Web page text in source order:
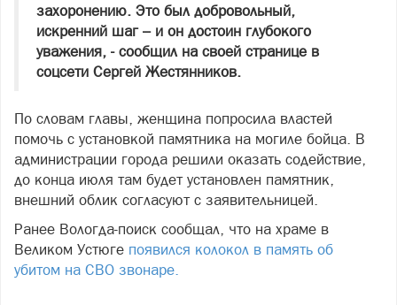
захоронению. Это был добровольный,
искренний шаг – и он достоин глубокого
уважения, - сообщил на своей странице в
соцсети Сергей Жестянников.
По словам главы, женщина попросила властей
помочь с установкой памятника на могиле бойца. В
администрации города решили оказать содействие,
до конца июля там будет установлен памятник,
внешний облик согласуют с заявительницей.
Ранее Вологда-поиск сообщал, что на храме в
Великом Устюге появился колокол в память об
убитом на СВО звонаре.